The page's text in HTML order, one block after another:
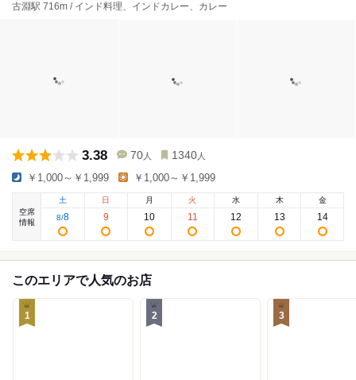
古淵駅 716m / インド料理、インドカレー、カレー
3.38 70 人 1340 人
￥1,000～￥1,999 ￥1,000～￥1,999
空席
情報
土
8/8
日
9
月
10
火
11
水
12
木
13
金
14
このエリアで人気のお店
1 2 3